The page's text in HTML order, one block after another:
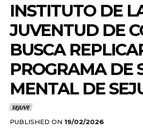
INSTITUTO DE
JUVENTUD DE
BUSCA
PROGRAMA DE
MENTAL DE
SEJUVE
PUBLISHED ON 19/02/2026